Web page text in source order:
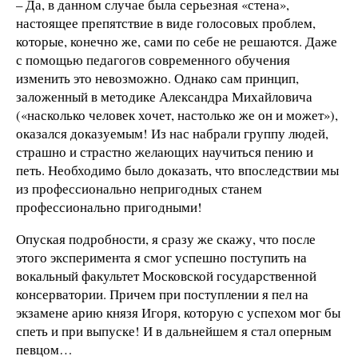
– Да, в данном случае была серьезная «стена»,
настоящее препятствие в виде голосовых проблем,
которые, конечно же, сами по себе не решаются. Даже
с помощью педагогов современного обучения
изменить это невозможно. Однако сам принцип,
заложенный в методике Александра Михайловича
(«насколько человек хочет, настолько же он и может»),
оказался доказуемым! Из нас набрали группу людей,
страшно и страстно желающих научиться пению и
петь. Необходимо было доказать, что впоследствии мы
из профессионально непригодных станем
профессионально пригодными!
Опуская подробности, я сразу же скажу, что после
этого эксперимента я смог успешно поступить на
вокальный факультет Московской государственной
консерватории. Причем при поступлении я пел на
экзамене арию князя Игоря, которую с успехом мог бы
спеть и при выпуске! И в дальнейшем я стал оперным
певцом…